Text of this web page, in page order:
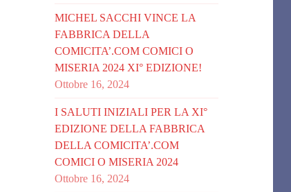
MICHEL SACCHI VINCE LA
FABBRICA DELLA
COMICITA’.COM COMICI O
MISERIA 2024 XI° EDIZIONE!
Ottobre 16, 2024
I SALUTI INIZIALI PER LA XI°
EDIZIONE DELLA FABBRICA
DELLA COMICITA’.COM
COMICI O MISERIA 2024
Ottobre 16, 2024